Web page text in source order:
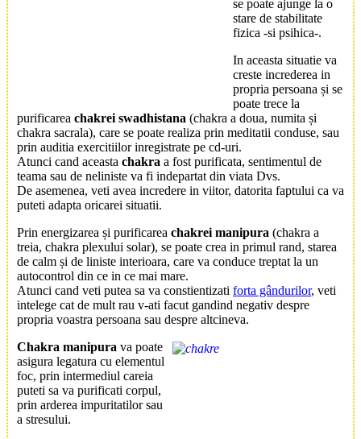
se poate ajunge la o
stare de stabilitate
fizica -si psihica-.
In aceasta situatie va
creste increderea in
propria persoana și se
poate trece la
purificarea chakrei swadhistana (chakra a doua, numita și
chakra sacrala), care se poate realiza prin meditatii conduse, sau
prin auditia exercitiilor inregistrate pe cd-uri.
Atunci cand aceasta chakra a fost purificata, sentimentul de
teama sau de neliniste va fi indepartat din viata Dvs.
De asemenea, veti avea incredere in viitor, datorita faptului ca va
puteti adapta oricarei situatii.
Prin energizarea și purificarea chakrei manipura (chakra a
treia, chakra plexului solar), se poate crea in primul rand, starea
de calm și de liniste interioara, care va conduce treptat la un
autocontrol din ce in ce mai mare.
Atunci cand veti putea sa va constientizati forta gândurilor, veti
intelege cat de mult rau v-ati facut gandind negativ despre
propria voastra persoana sau despre altcineva.
Chakra manipura va poate
asigura legatura cu elementul
foc, prin intermediul careia
puteti sa va purificati corpul,
prin arderea impuritatilor sau
a stresului.